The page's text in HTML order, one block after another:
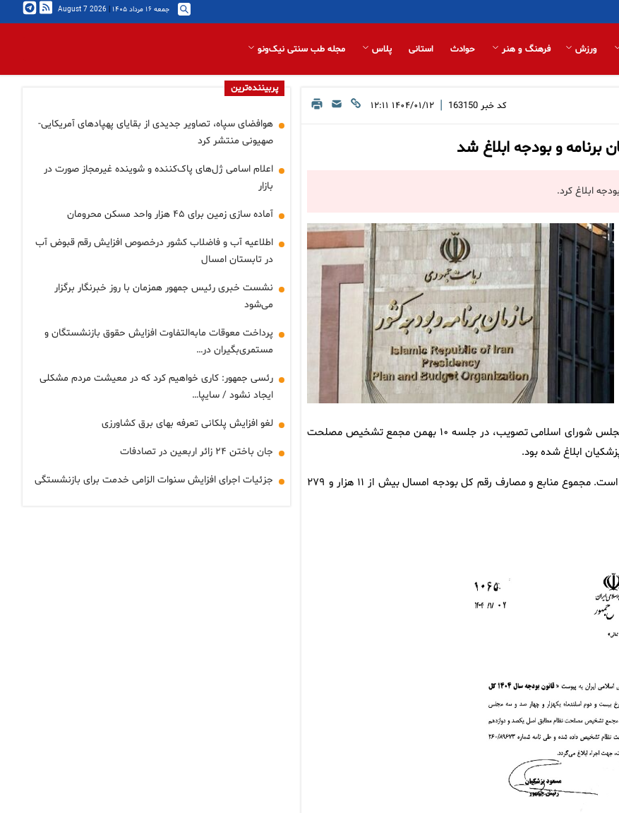
جمعه ۱۶ مرداد ۱۴۰۵ |
2026 August 7
ورزش فرهنگ و هنر حوادث استانی پلاس مجله طب سنتی نیک‌ونو
کد خبر 163150
| ۱۴۰۴/۰۱/۱۲ ۱۲:۱۱
پیشتر بخش اول قانون بودجه ۱۴۰۴ کل کشور در جلسه ۸ بهمن ۱۴۰۳ مجلس شورای اسلامی تصویب، در جلسه ۱۰ بهمن مجمع تشخیص مصلحت
بخش دوم قانون بودجه سال جاری شامل جداول و منابع و مصارف کلان است. مجموع منابع و مصارف رقم کل بودجه امسال بیش از ۱۱ هزار و ۲۷۹
پربیننده‌ترین
هوافضای سپاه، تصاویر جدیدی از بقایای پهپادهای آمریکایی-
صهیونی منتشر کرد
اعلام اسامی ژل‌های پاک‌کننده و شوینده غیرمجاز صورت در
بازار
آماده سازی زمین برای ۴۵ هزار واحد مسکن محرومان
اطلاعیه آب و فاضلاب کشور درخصوص افزایش رقم قبوض آب
در تابستان امسال
نشست خبری رئیس جمهور همزمان با روز خبرنگار برگزار
می‌شود
پرداخت معوقات مابه‌التفاوت افزایش حقوق بازنشستگان و
مستمری‌بگیران در…
رئسی جمهور: کاری خواهیم کرد که در معیشت مردم مشکلی
ایجاد نشود / سایپا…
لغو افزایش پلکانی تعرفه بهای برق کشاورزی
جان باختن ۲۴ زائر اربعین در تصادفات
جزئیات اجرای افزایش سنوات الزامی خدمت برای بازنشستگی